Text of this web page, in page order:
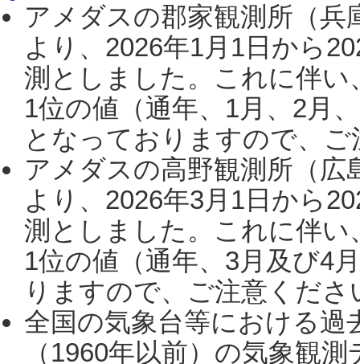
アメダスの郡家観測所（
より、2026年1月1日から
測としました。これに伴い
1位の値（通年、1月、2月
となっておりますので、
アメダスの高野観測所（
より、2026年3月1日から
測としました。これに伴い
1位の値（通年、3月及び4
りますので、ご注意くだ
全国の気象台等における過
（1960年以前）の気象観